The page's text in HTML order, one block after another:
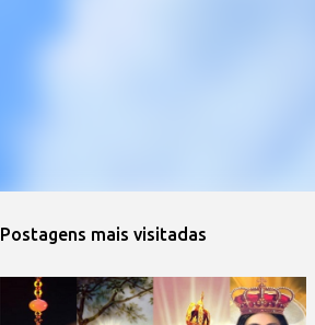
Postagens mais visitadas